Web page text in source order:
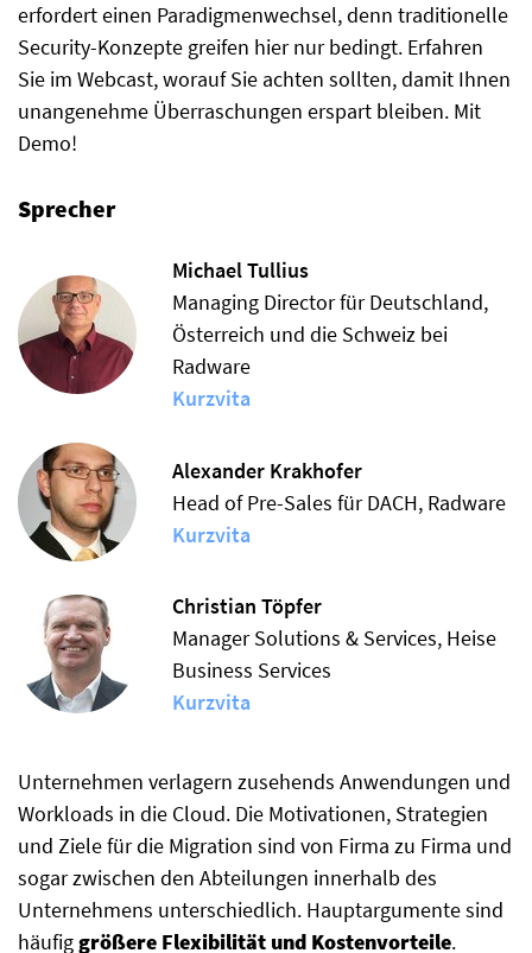
erfordert einen Paradigmenwechsel, denn traditionelle
Security-Konzepte greifen hier nur bedingt. Erfahren
Sie im Webcast, worauf Sie achten sollten, damit Ihnen
unangenehme Überraschungen erspart bleiben. Mit
Demo!
Sprecher
Michael Tullius
Managing Director für Deutschland,
Österreich und die Schweiz bei
Radware
Kurzvita
Alexander Krakhofer
Head of Pre-Sales für DACH, Radware
Kurzvita
Christian Töpfer
Manager Solutions & Services, Heise
Business Services
Kurzvita
Unternehmen verlagern zusehends Anwendungen und
Workloads in die Cloud. Die Motivationen, Strategien
und Ziele für die Migration sind von Firma zu Firma und
sogar zwischen den Abteilungen innerhalb des
Unternehmens unterschiedlich. Hauptargumente sind
häufiggrößere Flexibilität und Kostenvorteile.